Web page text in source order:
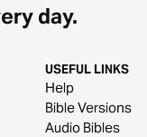
day.
USEFUL LINKS
Help
Bible Versions
Audio Bibles